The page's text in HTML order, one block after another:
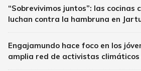
“Sobrevivimos juntos”: las cocinas
luchan contra la hambruna en
Engajamundo hace foco en los
amplia red de activistas climáticos